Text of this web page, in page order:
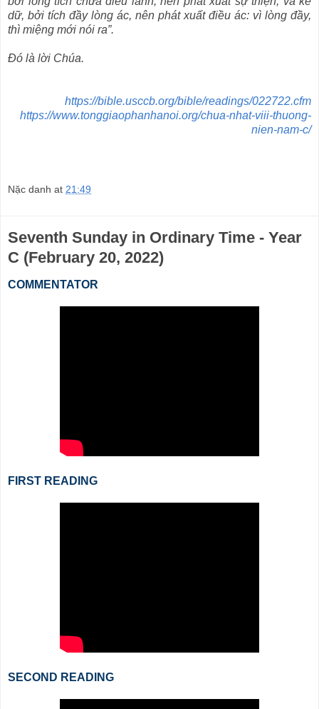
dữ, bởi tích đầy lòng ác, nên phát xuất điều ác: vì lòng đầy,
thì miệng mới nói ra”.
Ðó là lời Chúa.
https://bible.usccb.org/bible/readings/022722.cfm
https://www.tonggiaophanhanoi.org/chua-nhat-viii-thuong-
nien-nam-c/
Nặc danh at 21:49
Seventh Sunday in Ordinary Time - Year
C (February 20, 2022)
COMMENTATOR
FIRST READING
SECOND READING